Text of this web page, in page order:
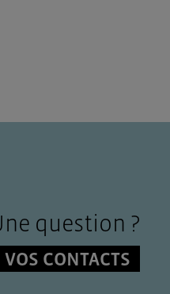
question ?
VOS CONTACTS